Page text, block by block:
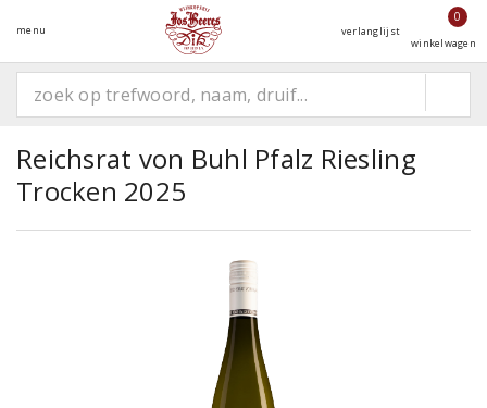
menu verlanglijst
0
winkelwagen
Reichsrat von Buhl Pfalz Riesling
Trocken 2025